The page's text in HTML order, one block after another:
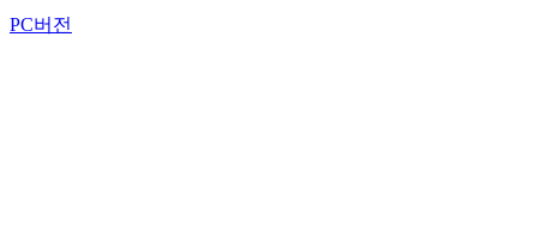
PC버전